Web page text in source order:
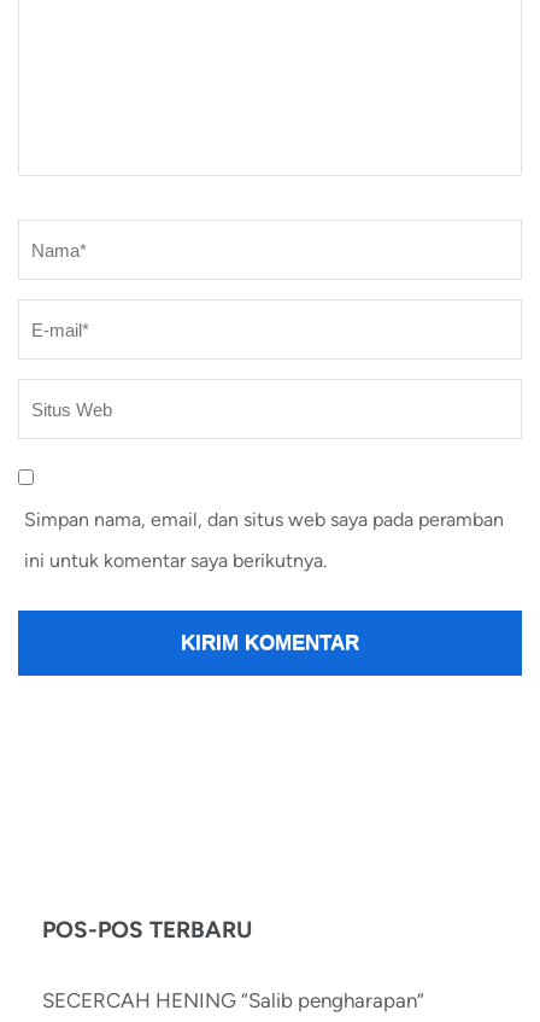
Nama
Simpan nama, email, dan situs web saya pada peramban
ini untuk komentar saya berikutnya.
POS-POS TERBARU
SECERCAH HENING “Salib pengharapan”